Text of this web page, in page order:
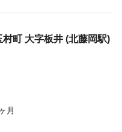
村町 大字板井 (北藤岡駅)
月